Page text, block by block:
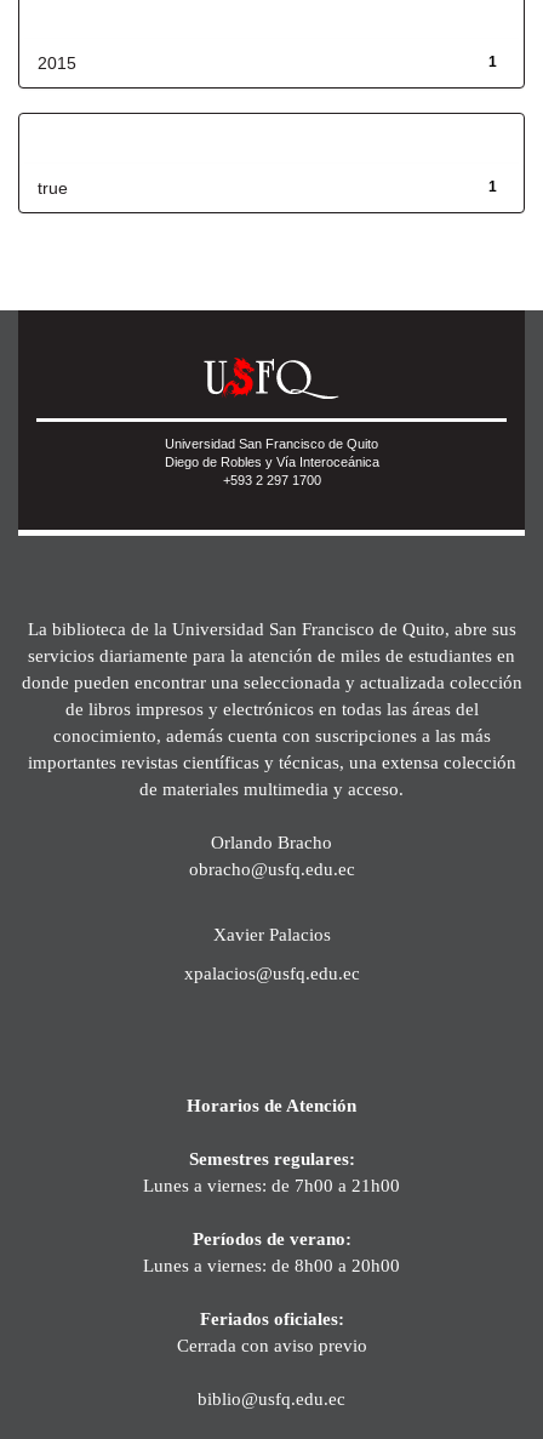
1
2015
1
true
Universidad San Francisco de Quito
Diego de Robles y Vía Interoceánica
+593 2 297 1700
La biblioteca de la Universidad San Francisco de Quito, abre sus
servicios diariamente para la atención de miles de estudiantes en
donde pueden encontrar una seleccionada y actualizada colección
de libros impresos y electrónicos en todas las áreas del
conocimiento, además cuenta con suscripciones a las más
importantes revistas científicas y técnicas, una extensa colección
de materiales multimedia y acceso.
Orlando Bracho
obracho@usfq.edu.ec
Xavier Palacios
xpalacios@usfq.edu.ec
Horarios de Atención
Semestres regulares:
Lunes a viernes: de 7h00 a 21h00
Períodos de verano:
Lunes a viernes: de 8h00 a 20h00
Feriados oficiales:
Cerrada con aviso previo
biblio@usfq.edu.ec